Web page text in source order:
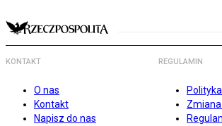
KONTAKT
O nas
Kontakt
Napisz do nas
REGULAMIN